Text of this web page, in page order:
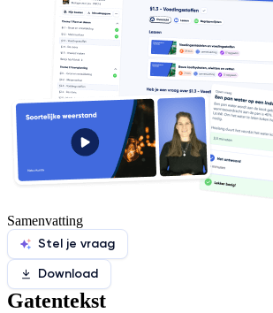
Samenvatting
Stel je vraag
Download
Gatentekst